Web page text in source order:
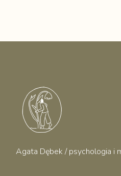
Agata Dębek / psychologia i